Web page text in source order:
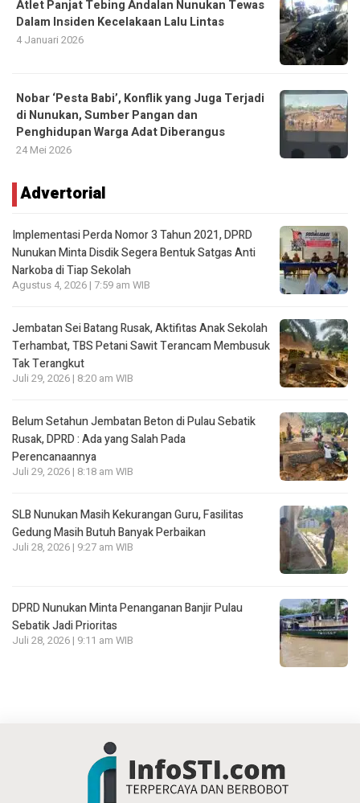
Atlet Panjat Tebing Andalan Nunukan Tewas
Dalam Insiden Kecelakaan Lalu Lintas
4 Januari 2026
Nobar ‘Pesta Babi’, Konflik yang Juga Terjadi
di Nunukan, Sumber Pangan dan
Penghidupan Warga Adat Diberangus
24 Mei 2026
Advertorial
Implementasi Perda Nomor 3 Tahun 2021, DPRD
Nunukan Minta Disdik Segera Bentuk Satgas Anti
Narkoba di Tiap Sekolah
Agustus 4, 2026 | 7:59 am WIB
Jembatan Sei Batang Rusak, Aktifitas Anak Sekolah
Terhambat, TBS Petani Sawit Terancam Membusuk
Tak Terangkut
Juli 29, 2026 | 8:20 am WIB
Belum Setahun Jembatan Beton di Pulau Sebatik
Rusak, DPRD : Ada yang Salah Pada
Perencanaannya
Juli 29, 2026 | 8:18 am WIB
SLB Nunukan Masih Kekurangan Guru, Fasilitas
Gedung Masih Butuh Banyak Perbaikan
Juli 28, 2026 | 9:27 am WIB
DPRD Nunukan Minta Penanganan Banjir Pulau
Sebatik Jadi Prioritas
Juli 28, 2026 | 9:11 am WIB